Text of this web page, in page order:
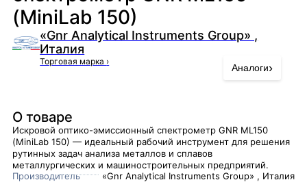
(MiniLab 150)
«Gnr Analytical Instruments Group» ,
Италия
Торговая марка ›
Аналоги›
О товаре
Искровой оптико-эмиссионный спектрометр GNR ML150
(МiniLаb 150) — идеальный рабочий инструмент для решения
рутинных задач анализа металлов и сплавов
металлургических и машиностроительных предприятий.
Производитель
«Gnr Analytical Instruments Group» , Италия